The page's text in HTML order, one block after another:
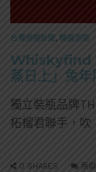
台灣酒圈新聞 , 精選酒聞
Whiskyfind
蒸日上」兔
獨立裝瓶品牌
柘榴君聯手，吹
0 SHARES 無